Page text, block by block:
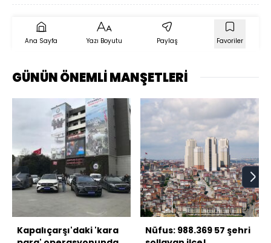
Ana Sayfa Yazı Boyutu Paylaş Favoriler
GÜNÜN ÖNEMLİ MANŞETLERİ
Kapalıçarşı'daki 'kara
Nüfus: 988.369 57 şehri